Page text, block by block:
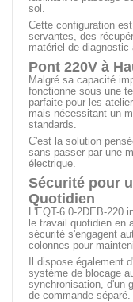
sol.
Cette configuration
servantes, des
matériel de diagnostic
Pont 220V à
Malgré sa capacité
fonctionne sous une
parfaite pour les
mais nécessitant un
standards.
C'est la solution
sans passer par une
électrique.
Sécurité pour
Quotidien
L'EQT-6.0-2DEB-
le travail quotidien en
sécurité s'engagent
colonnes pour
Il dispose également
système de blocage
synchronisation, d'un
de commande séparé.